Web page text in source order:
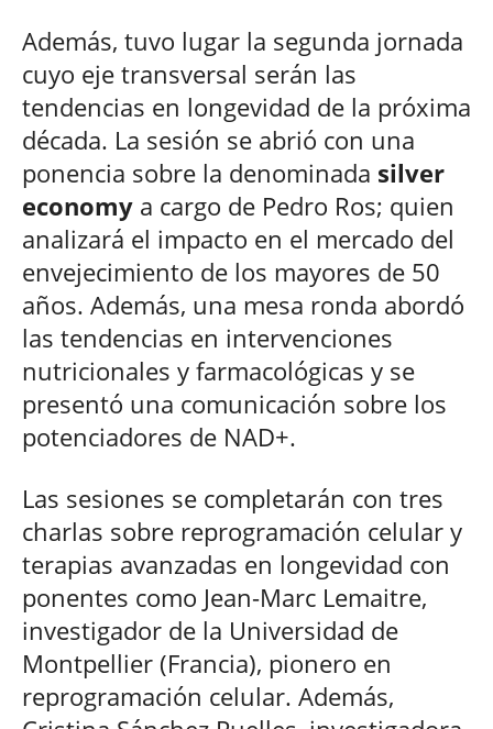
Además, tuvo lugar la segunda jornada
cuyo eje transversal serán las
tendencias en longevidad de la próxima
década. La sesión se abrió con una
ponencia sobre la denominada silver
economy a cargo de Pedro Ros; quien
analizará el impacto en el mercado del
envejecimiento de los mayores de 50
años. Además, una mesa ronda abordó
las tendencias en intervenciones
nutricionales y farmacológicas y se
presentó una comunicación sobre los
potenciadores de NAD+.
Las sesiones se completarán con tres
charlas sobre reprogramación celular y
terapias avanzadas en longevidad con
ponentes como Jean-Marc Lemaitre,
investigador de la Universidad de
Montpellier (Francia), pionero en
reprogramación celular. Además,